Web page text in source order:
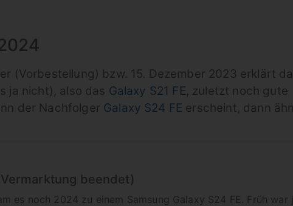
(Vorbestellung) bzw. 15. Dezember 2023 erklärt
ja nicht), also das Galaxy S21 FE, zuletzt noch gute
der Nachfolger Galaxy S24 FE erscheint, dann
beendet)
es noch 2024 zu einem Samsung Galaxy S24 FE. Früh war